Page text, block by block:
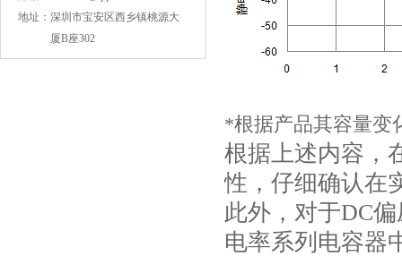
地址： 深圳市宝安区西乡镇桃源大
厦B座302
*根据产品其容量变
根据上述内容，
性，仔细确认在
此外，对于DC
电率系列电容器